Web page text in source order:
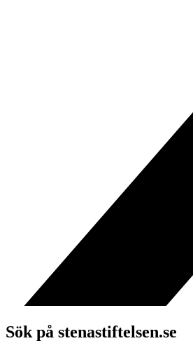
Sök på stenastiftelsen.se